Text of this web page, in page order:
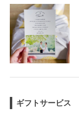
ギフトサービス